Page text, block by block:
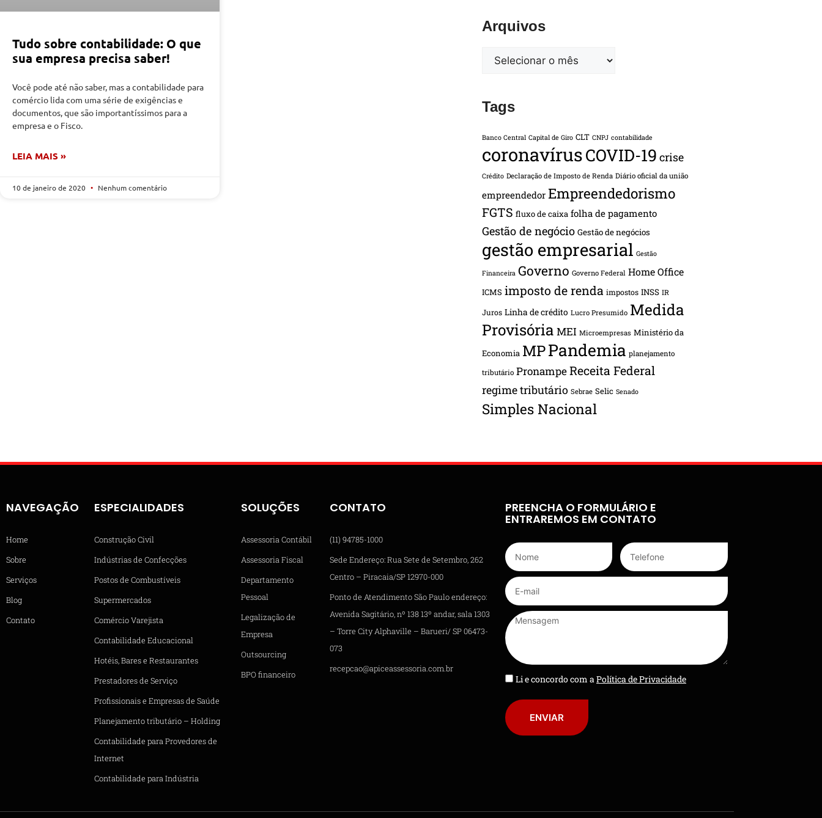
Tudo sobre contabilidade: O que
sua empresa precisa saber!
Você pode até não saber, mas a contabilidade para
comércio lida com uma série de exigências e
documentos, que são importantíssimos para a
empresa e o Fisco.
LEIA MAIS »
10 de janeiro de 2020 Nenhum comentário
Arquivos
Tags
Banco Central Capital de Giro CLT CNPJ contabilidade
coronavírusCOVID-19 crise
Crédito Declaração de Imposto de Renda Diário oficial da união
empreendedor Empreendedorismo
FGTS fluxo de caixa folha de pagamento
Gestão de negócio Gestão de negócios
gestão empresarial Gestão
Financeira Governo Governo Federal Home Office
ICMS imposto de renda impostos INSS IR
Juros Linha de crédito Lucro Presumido Medida
Provisória MEI Microempresas Ministério da
Economia MPPandemia planejamento
tributário PronampeReceita Federal
regime tributário Sebrae Selic Senado
Simples Nacional
NAVEGAÇÃO
Home
Sobre
Serviços
Blog
Contato
ESPECIALIDADES
Construção Civil
Indústrias de Confecções
Postos de Combustíveis
Supermercados
Comércio Varejista
Contabilidade Educacional
Hotéis, Bares e Restaurantes
Prestadores de Serviço
Profissionais e Empresas de Saúde
Planejamento tributário – Holding
Contabilidade para Provedores de
Internet
Contabilidade para Indústria
SOLUÇÕES
Assessoria Contábil
Assessoria Fiscal
Departamento
Pessoal
Legalização de
Empresa
Outsourcing
BPO financeiro
CONTATO
(11) 94785-1000
Sede Endereço: Rua Sete de Setembro, 262
Centro – Piracaia/SP 12970-000
Ponto de Atendimento São Paulo endereço:
Avenida Sagitário, nº 138 13º andar, sala 1303
– Torre City Alphaville – Barueri/ SP 06473-
073
recepcao@apiceassessoria.com.br
PREENCHA O FORMULÁRIO E
ENTRAREMOS EM CONTATO
Li e concordo com aPolítica de Privacidade
ENVIAR